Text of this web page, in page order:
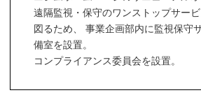
遠隔監視・保守のワンストップサー
図るため、 事業企画部内に監視保守
備室を設置。
コンプライアンス委員会を設置。